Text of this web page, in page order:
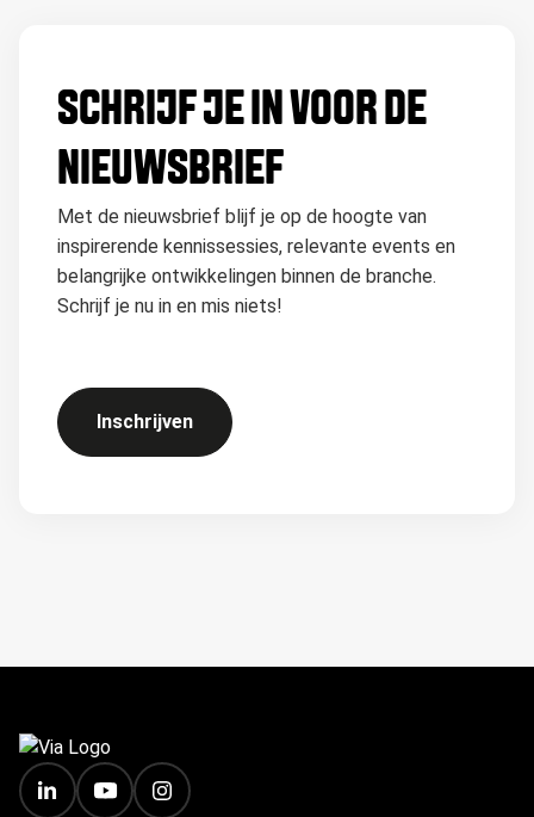
SCHRIJF JE IN VOOR DE
NIEUWSBRIEF
Met de nieuwsbrief blijf je op de hoogte van
inspirerende kennissessies, relevante events en
belangrijke ontwikkelingen binnen de branche.
Schrijf je nu in en mis niets!
Inschrijven
FOOTER